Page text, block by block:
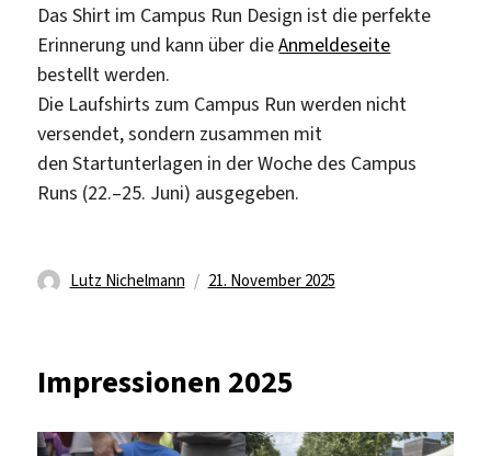
Das Shirt im Campus Run Design ist die perfekte
Erinnerung und kann über dieAnmeldeseite
bestellt werden.
Die Laufshirts zum Campus Run werden nicht
versendet, sondern zusammen mit
den Startunterlagen in der Woche des Campus
Runs (22.–25. Juni) ausgegeben.​
Autor
Lutz Nichelmann
Veröffentlicht
21. November 2025
Impressionen 2025